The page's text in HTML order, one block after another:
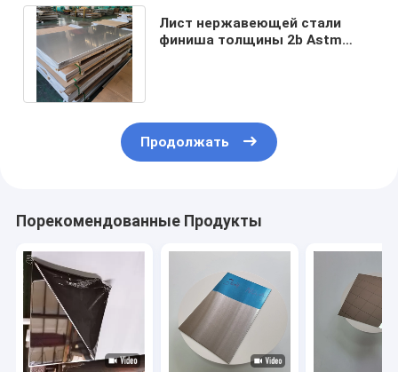
Лист нержавеющей стали
финиша толщины 2b Astm
Продолжать
Порекомендованные Продукты